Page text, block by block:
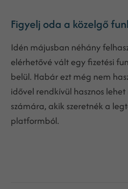
Figyelj oda a közelgő
Idén májusban néhány
elérhetővé vált egy fizetési
belül. Habár ezt még nem
idővel rendkívül hasznos
számára, akik szeretnék a
platformból.